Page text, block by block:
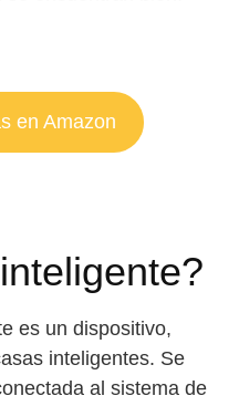
en Amazon
es un dispositivo,
inteligentes. Se
al sistema de